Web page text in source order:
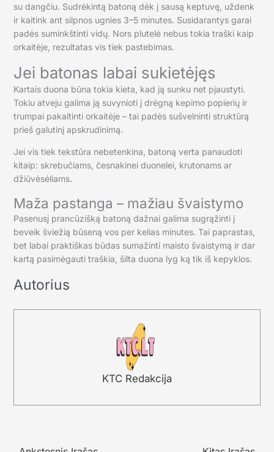
su dangčiu. Sudrėkintą batoną dėk į sausą keptuvę, uždenk
ir kaitink ant silpnos ugnies 3–5 minutes. Susidarantys garai
padės suminkštinti vidų. Nors plutelė nebus tokia traški kaip
orkaitėje, rezultatas vis tiek pastebimas.
Jei batonas labai sukietėjęs
Kartais duona būna tokia kieta, kad ją sunku net pjaustyti.
Tokiu atveju galima ją suvynioti į drėgną kepimo popierių ir
trumpai pakaitinti orkaitėje – tai padės sušvelninti struktūrą
prieš galutinį apskrudinimą.
Jei vis tiek tekstūra nebetenkina, batoną verta panaudoti
kitaip: skrebučiams, česnakinei duonelei, krutonams ar
džiūvėsėliams.
Maža pastanga – mažiau švaistymo
Pasenusį prancūzišką batoną dažnai galima sugrąžinti į
beveik šviežią būseną vos per kelias minutes. Tai paprastas,
bet labai praktiškas būdas sumažinti maisto švaistymą ir dar
kartą pasimėgauti traškia, šilta duona lyg ką tik iš kepyklos.
Autorius
KTC Redakcija